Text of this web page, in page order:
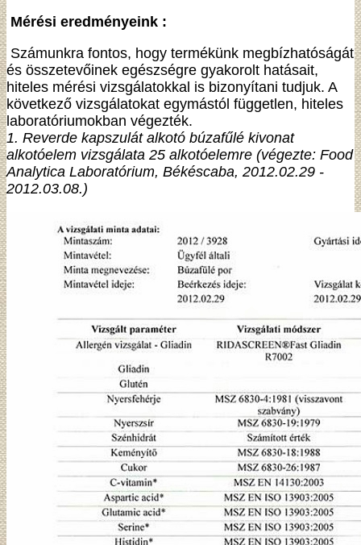
Mérési eredményeink :
Számunkra fontos, hogy termékünk megbízhatóságát
és összetevőinek egészségre gyakorolt hatásait,
hiteles mérési vizsgálatokkal is bizonyítani tudjuk. A
következő vizsgálatokat egymástól független, hiteles
laboratóriumokban végezték.
1. Reverde kapszulát alkotó búzafűlé kivonat
alkotóelem vizsgálata 25 alkotóelemre (végezte: Food
Analytica Laboratórium, Békéscaba, 2012.02.29 -
2012.03.08.)